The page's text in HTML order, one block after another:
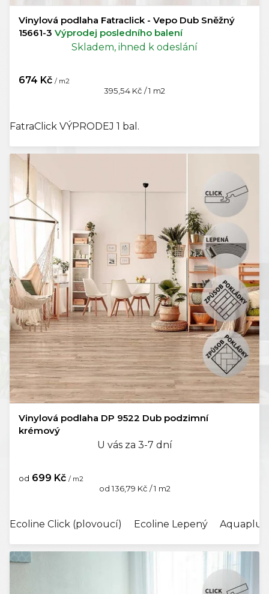
Vinylová podlaha Fatraclick - Vepo Dub Sněžný
15661-3 Výprodej posledního balení
Skladem, ihned k odeslání
674 Kč / m2
Měrná
395,54 Kč / 1 m2
FatraClick VÝPRODEJ 1 bal.
Vinylová podlaha DP 9522 Dub podzimní
krémový
U vás za 3-7 dní
od 699 Kč / m2
Měrná
od 136,79 Kč / 1 m2
Ecoline Click (plovoucí) Ecoline Lepený Aquaplus